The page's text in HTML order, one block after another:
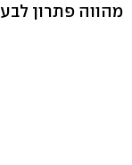
מהווה פתרון